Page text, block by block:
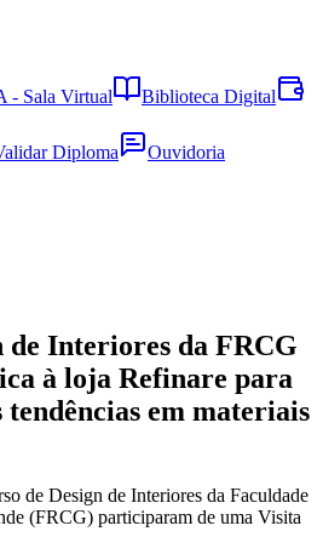
- Sala Virtual
Biblioteca Digital
Diploma
Ouvidoria
de Interiores da FRCG
à loja Refinare para
em materiais
de Design de Interiores da Faculdade
(FRCG) participaram de uma Visita